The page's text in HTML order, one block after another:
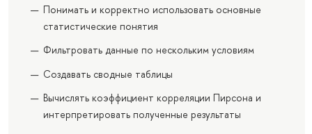
Понимать и корректно использовать основные
статистические понятия
Фильтровать данные по нескольким условиям
Создавать сводные таблицы
Вычислять коэффициент корреляции Пирсона и
интерпретировать полученные результаты